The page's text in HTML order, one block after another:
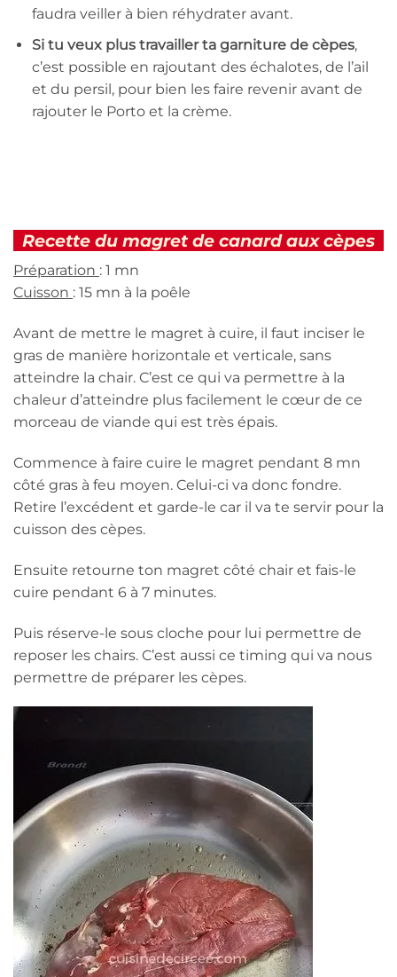
faudra veiller à bien réhydrater avant.
Si tu veux plus travailler ta garniture de cèpes,
c’est possible en rajoutant des échalotes, de l’ail
et du persil, pour bien les faire revenir avant de
rajouter le Porto et la crème.
Recette du magret de canard aux cèpes
Préparation : 1 mn
Cuisson : 15 mn à la poêle
Avant de mettre le magret à cuire, il faut inciser le
gras de manière horizontale et verticale, sans
atteindre la chair. C’est ce qui va permettre à la
chaleur d’atteindre plus facilement le cœur de ce
morceau de viande qui est très épais.
Commence à faire cuire le magret pendant 8 mn
côté gras à feu moyen. Celui-ci va donc fondre.
Retire l’excédent et garde-le car il va te servir pour la
cuisson des cèpes.
Ensuite retourne ton magret côté chair et fais-le
cuire pendant 6 à 7 minutes.
Puis réserve-le sous cloche pour lui permettre de
reposer les chairs. C’est aussi ce timing qui va nous
permettre de préparer les cèpes.